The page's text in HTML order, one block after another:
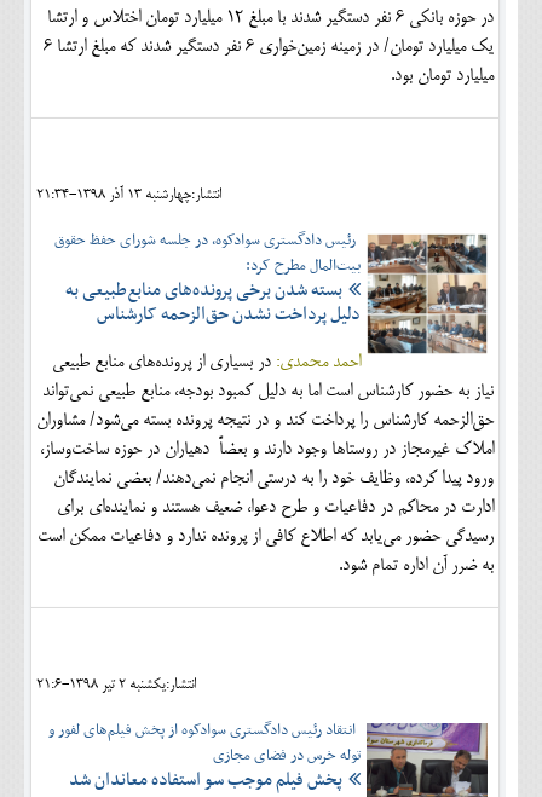
در حوزه بانکی ۶ نفر دستگیر شدند با مبلغ ۱۲ میلیارد تومان اختلاس و ارتشا
یک میلیارد تومان/ در زمینه زمین‌خواری ۶ نفر دستگیر شدند که مبلغ ارتشا ۶
میلیارد تومان بود.
انتشار:چهارشنبه 13 آذر 1398-21:34
رئیس دادگستری سوادکوه، در جلسه شورای حفظ حقوق
بیت‌المال مطرح کرد:
بسته شدن برخی پرونده‌های منابع‌طبیعی به
دلیل پرداخت نشدن حق‌الزحمه کارشناس
احمد محمدی: در بسیاری از پرونده‌های منابع طبیعی
نیاز به حضور کارشناس است اما به دلیل کمبود بودجه، منابع طبیعی نمی‌تواند
حق‌الزحمه کارشناس را پرداخت کند و در نتیجه پرونده بسته می‌شود/ مشاوران
املاک غیرمجاز در روستاها وجود دارند و بعضاً دهیاران در حوزه ساخت‌وساز،
ورود پیدا کرده، وظایف خود را به درستی انجام نمی‌دهند/ بعضی نمایندگان
ادارت در محاکم در دفاعیات و طرح دعوا، ضعیف هستند و نماینده‌ای برای
رسیدگی حضور می‌یابد که اطلاع کافی از پرونده ندارد و دفاعیات ممکن است
به ضرر آن اداره تمام شود.
انتشار:يکشنبه 2 تير 1398-21:6
انتقاد رئیس دادگستری سوادکوه از پخش فیلم‌های لفور و
توله خرس در فضای مجازی
پخش فیلم موجب سو استفاده معاندان شد